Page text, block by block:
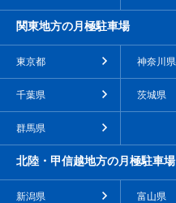
関東地方の月極駐車場
東京都 神奈川県
千葉県 茨城県
群馬県
北陸・甲信越地方の月極駐車場
新潟県 富山県